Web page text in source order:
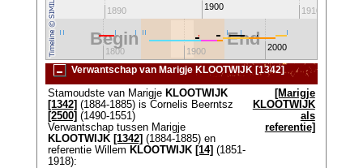
1890 1900 1910
1800 1900 2000
Begin End
Verwantschap van Marigje KLOOTWIJK [1342]
Stamoudste van Marigje KLOOTWIJK
[1342] (1884-1885) is Cornelis Beerntsz
[2500] (1490-1551)
Verwantschap tussen Marigje
KLOOTWIJK [1342] (1884-1885) en
referentie Willem KLOOTWIJK [14] (1851-
1918):
[Marigje
KLOOTWIJK
als
referentie]